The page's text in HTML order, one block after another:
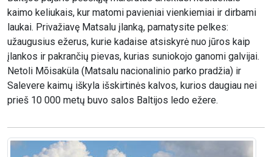
kaimo keliukais, kur matomi pavieniai vienkiemiai ir dirbami
laukai. Privažiavę Matsalu įlanką, pamatysite pelkes:
užaugusius ežerus, kurie kadaise atsiskyrė nuo jūros kaip
įlankos ir pakrančių pievas, kurias suniokojo ganomi galvijai.
Netoli Mõisaküla (Matsalu nacionalinio parko pradžia) ir
Salevere kaimų iškyla išskirtinės kalvos, kurios daugiau nei
prieš 10 000 metų buvo salos Baltijos ledo ežere.